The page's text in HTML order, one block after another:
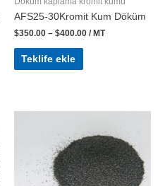
AFS25-30Kromit Kum Döküm
$350.00 – $400.00 / MT
Teklife ekle